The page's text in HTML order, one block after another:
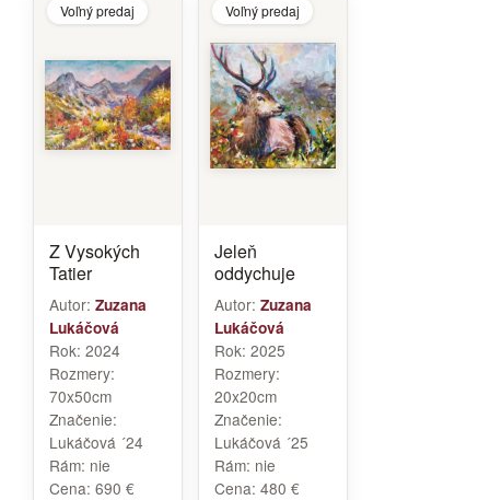
Voľný predaj
Z Vysokých
Tatier
Autor: Zuzana
Lukáčová
Rok: 2024
Rozmery:
70x50cm
Značenie:
Lukáčová ´24
Rám: nie
Cena: 690 €
Voľný predaj
Jeleň
oddychuje
Autor: Zuzana
Lukáčová
Rok: 2025
Rozmery:
20x20cm
Značenie:
Lukáčová ´25
Rám: nie
Cena: 480 €